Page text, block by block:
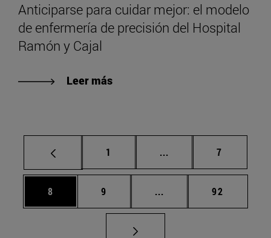
Anticiparse para cuidar mejor: el modelo
de enfermería de precisión del Hospital
Ramón y Cajal
Leer más
Página
1 ... Páginas intermedias
Página
7
Página
8 Página
9 ... Páginas intermedias
Página
92